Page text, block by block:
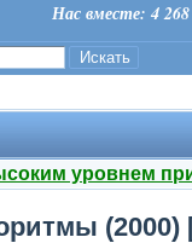
Нас вместе: 4
уровнем
(2000)